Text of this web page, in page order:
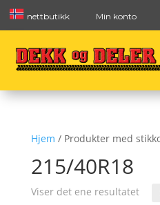
nettbutikk Min konto
Hjem / Produkter med
215/40R18
Viser det ene resultatet